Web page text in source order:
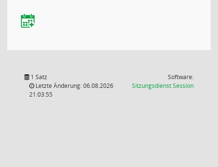
1 Satz
Letzte Änderung: 06.08.2026
21:03:55
Software:
SitzungsdienstSession(Wird in